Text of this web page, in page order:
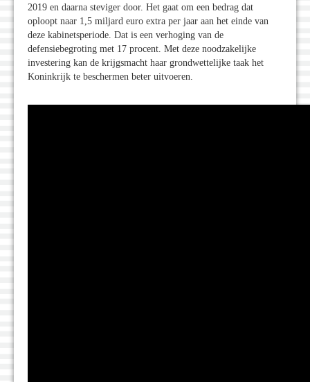
2019 en daarna steviger door. Het gaat om een bedrag dat
oploopt naar 1,5 miljard euro extra per jaar aan het einde van
deze kabinetsperiode. Dat is een verhoging van de
defensiebegroting met 17 procent. Met deze noodzakelijke
investering kan de krijgsmacht haar grondwettelijke taak het
Koninkrijk te beschermen beter uitvoeren.